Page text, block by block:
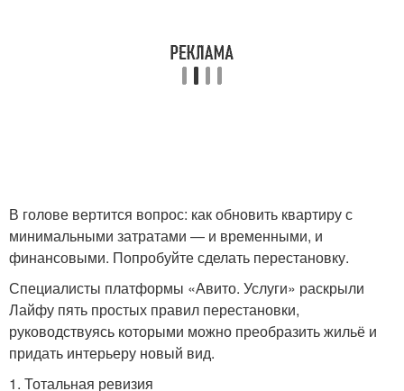
В голове вертится вопрос: как обновить квартиру с
минимальными затратами — и временными, и
финансовыми. Попробуйте сделать перестановку.
Специалисты платформы «Авито. Услуги» раскрыли
Лайфу пять простых правил перестановки,
руководствуясь которыми можно преобразить жильё и
придать интерьеру новый вид.
1. Тотальная ревизия